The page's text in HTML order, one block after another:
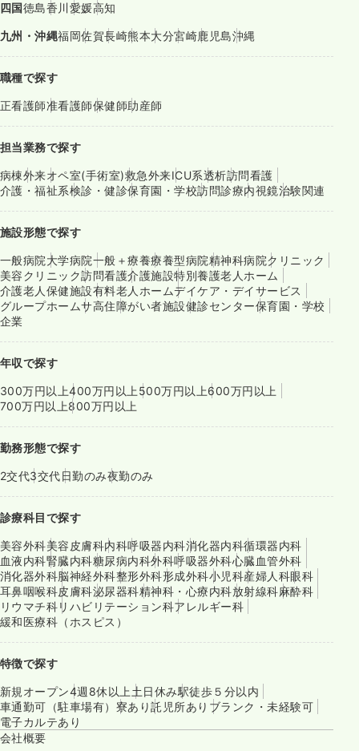
四国徳島香川愛媛高知
九州・沖縄福岡佐賀長崎熊本大分宮崎鹿児島沖縄
職種で探す
正看護師准看護師保健師助産師
担当業務で探す
病棟外来オペ室(手術室)救急外来ICU系透析訪問看護
介護・福祉系検診・健診保育園・学校訪問診療内視鏡治験関連
施設形態で探す
一般病院大学病院一般＋療養療養型病院精神科病院クリニック
美容クリニック訪問看護介護施設特別養護老人ホーム
介護老人保健施設有料老人ホームデイケア・デイサービス
グループホームサ高住障がい者施設健診センター保育園・学校
企業
年収で探す
300万円以上400万円以上 500万円以上600万円以上
700万円以上800万円以上
勤務形態で探す
2交代3交代日勤のみ夜勤のみ
診療科目で探す
美容外科美容皮膚科内科呼吸器内科消化器内科循環器内科
血液内科腎臓内科糖尿病内科外科呼吸器外科心臓血管外科
消化器外科脳神経外科整形外科形成外科小児科産婦人科眼科
耳鼻咽喉科皮膚科泌尿器科精神科・心療内科放射線科麻酔科
リウマチ科リハビリテーション科アレルギー科
緩和医療科（ホスピス）
特徴で探す
新規オープン4週8休以上 土日休み駅徒歩５分以内
車通勤可（駐車場有） 寮あり託児所あり ブランク・未経験可
電子カルテあり
会社概要